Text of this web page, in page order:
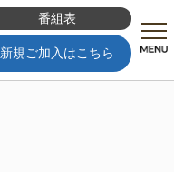
番組表
新規ご加入はこちら